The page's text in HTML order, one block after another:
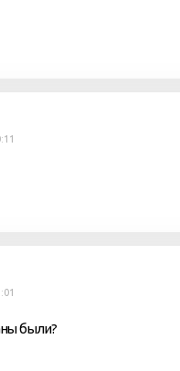
были?